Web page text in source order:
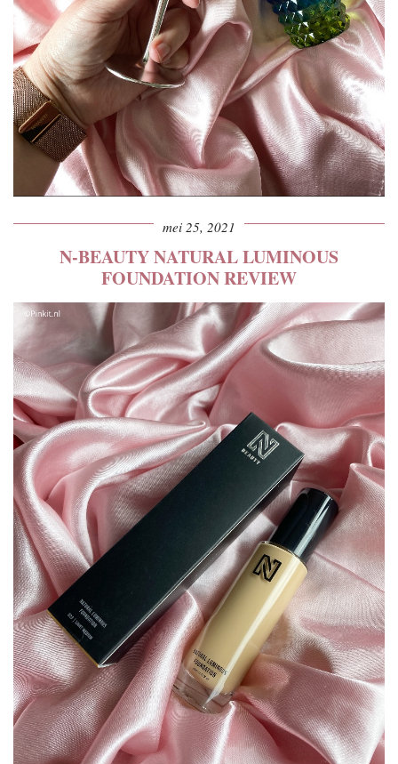
mei 25, 2021
N-BEAUTY NATURAL LUMINOUS
FOUNDATION REVIEW